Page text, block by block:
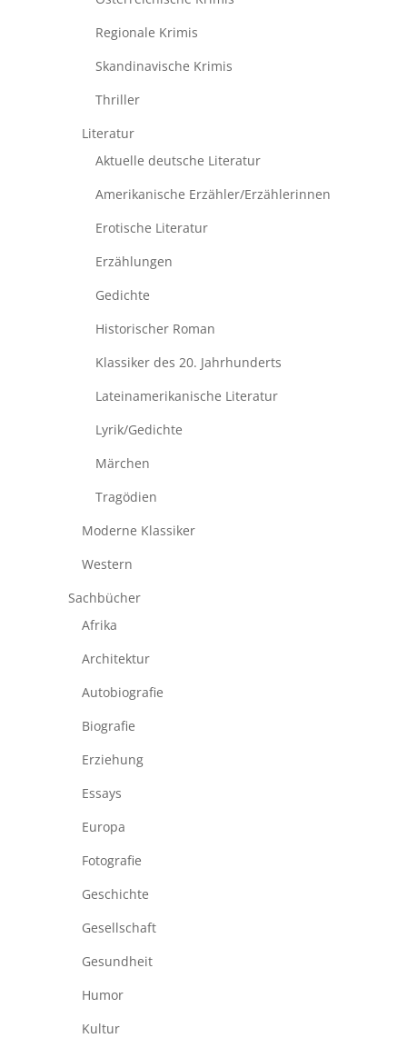
Regionale Krimis
Skandinavische Krimis
Thriller
Literatur
Aktuelle deutsche Literatur
Amerikanische Erzähler/Erzählerinnen
Erotische Literatur
Erzählungen
Gedichte
Historischer Roman
Klassiker des 20. Jahrhunderts
Lateinamerikanische Literatur
Lyrik/Gedichte
Märchen
Tragödien
Moderne Klassiker
Western
Sachbücher
Afrika
Architektur
Autobiografie
Biografie
Erziehung
Essays
Europa
Fotografie
Geschichte
Gesellschaft
Gesundheit
Humor
Kultur